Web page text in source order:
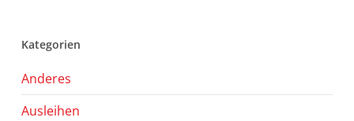
Kategorien
Anderes
Ausleihen